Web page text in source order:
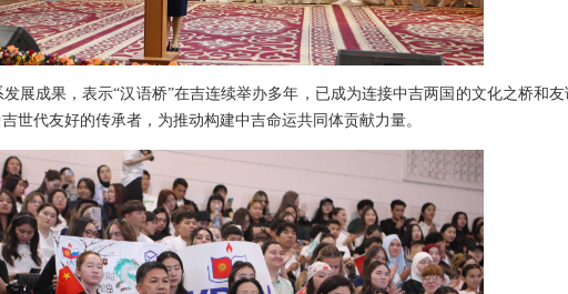
展成果，表示“汉语桥”在吉连续举办多年，已成为连接中吉两国的文化之桥和
世代友好的传承者，为推动构建中吉命运共同体贡献力量。